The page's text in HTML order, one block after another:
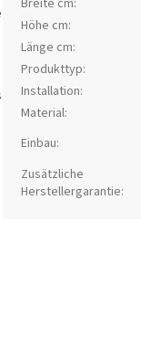
Höhe cm:
Länge cm:
Produkttyp:
Installation:
Material:
Einbau:
Zusätzliche
Herstellergarantie: